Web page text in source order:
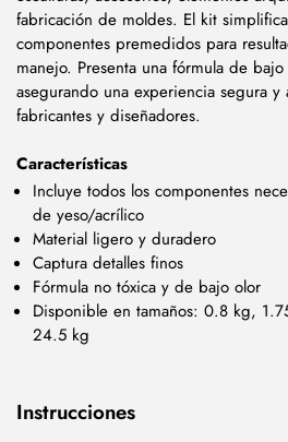
fabricación de moldes. El kit
componentes premedidos para
manejo. Presenta una fórmula de
asegurando una experiencia segura y
fabricantes y diseñadores.
Características
Incluye todos los componentes
de yeso/acrílico
Material ligero y duradero
Captura detalles finos
Fórmula no tóxica y de bajo olor
Disponible en tamaños: 0.8 kg,
24.5 kg
Instrucciones